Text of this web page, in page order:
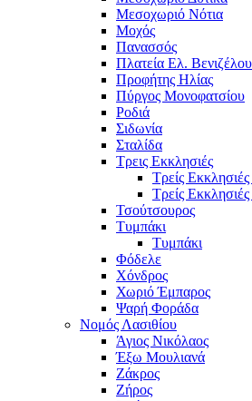
Μεσοχωριό Νότια
Μοχός
Πανασσός
Πλατεία Ελ.
Προφήτης Ηλίας
Πύργος Μονοφατσίου
Ροδιά
Σιδωνία
Σταλίδα
Τρεις Εκκλησιές
Τρείς
Τρείς
Τσούτσουρος
Τυμπάκι
Τυμπάκι
Φόδελε
Χόνδρος
Χωριό Έμπαρος
Ψαρή Φοράδα
Νομός Λασιθίου
Άγιος Νικόλαος
Έξω Μουλιανά
Ζάκρος
Ζήρος